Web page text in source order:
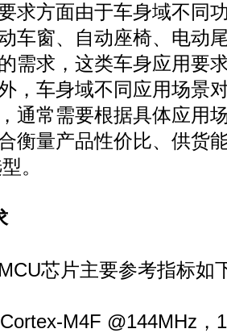
求方面由于车身域不同
车窗、自动座椅、电动
需求，这类车身应用要
，车身域不同应用场景
通常需要根据具体应用
衡量产品性价比、供货
。
芯片主要参考指标如
M4F @144MHz